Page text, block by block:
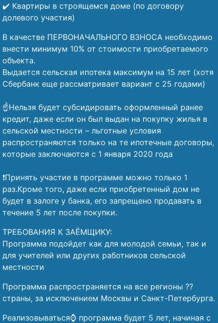
✔️ Квартиры в строящемся доме (по договору
долевого участия)
В качестве ПЕРВОНАЧАЛЬНОГО ВЗНОСА необходимо
внести минимум 10% от стоимости приобретаемого
объекта.
Выдается сельская ипотека максимум на 15 лет (хотя
Сбербанк еще рассматривает вариант с 25 годами)
☝️Нельзя будет субсидировать оформленный ранее
кредит, даже если он был выдан на покупку жилья в
сельской местности – льготные условия
распространяются только на те ипотечные договоры,
которые заключаются с 1 января 2020 года
❗Принять участие в программе можно только 1
раз.Кроме того, даже если приобретенный дом не
будет в залоге у банка, его запрещено продавать в
течение 5 лет после покупки.
ТРЕБОВАНИЯ К ЗАЁМЩИКУ:
Программа подойдет как для молодой семьи, так и
для учителей или других работников сельской
местности
Программа распространяется на все регионы ??
страны, за исключением Москвы и Санкт-Петербурга.
Реализовываться⌚ программа будет 5 лет, начиная с